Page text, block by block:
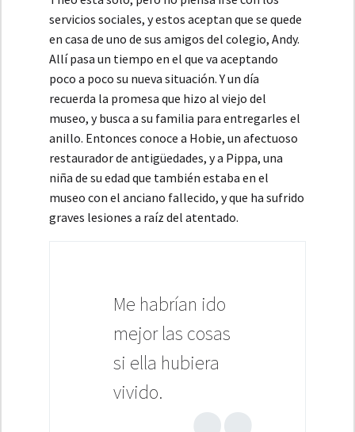
servicios sociales, y estos aceptan que se quede
en casa de uno de sus amigos del colegio, Andy.
Allí pasa un tiempo en el que va aceptando
poco a poco su nueva situación. Y un día
recuerda la promesa que hizo al viejo del
museo, y busca a su familia para entregarles el
anillo. Entonces conoce a Hobie, un afectuoso
restaurador de antigüedades, y a Pippa, una
niña de su edad que también estaba en el
museo con el anciano fallecido, y que ha sufrido
graves lesiones a raíz del atentado.
Me habrían ido
mejor las cosas
si ella hubiera
vivido.